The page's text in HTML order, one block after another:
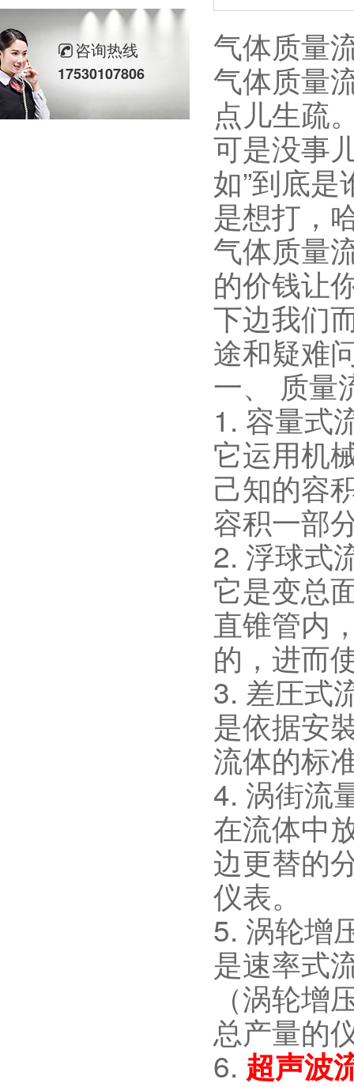
气体质量
气体质量
点儿生疏
可是没事
如”到底
是想打，
气体质量
的价钱让
下边我们
途和疑难
一、 质量
1. 容量式
它运用机
己知的容
容积一部
2. 浮球式
它是变总
直锥管内
的，进而
3. 差圧式
是依据安
流体的标
4. 涡街流
在流体中
边更替的
仪表。
5. 涡轮增
是速率式
（涡轮
总产量的
6. 超声波
咨询热线
17530107806